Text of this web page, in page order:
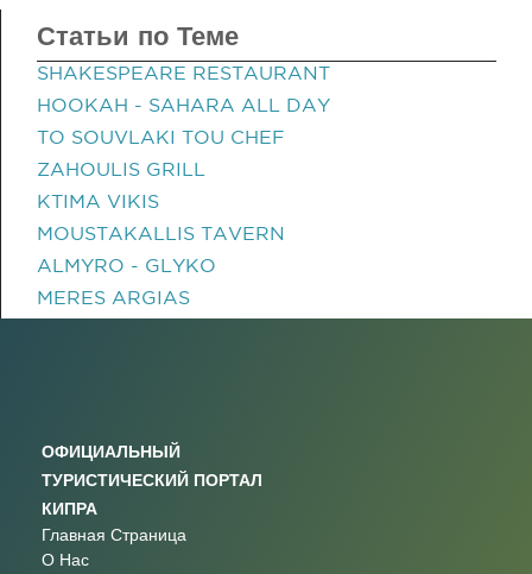
Статьи по Теме
SHAKESPEARE RESTAURANT
HOOKAH - SAHARA ALL DAY
TO SOUVLAKI TOU CHEF
ZAHOULIS GRILL
KTIMA VIKIS
MOUSTAKALLIS TAVERN
ALMYRO - GLYKO
MERES ARGIAS
ОФИЦИАЛЬНЫЙ
ТУРИСТИЧЕСКИЙ ПОРТАЛ
КИПРА
Главная Страница
О Нас